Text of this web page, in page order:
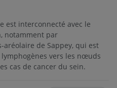
est interconnecté avec le
notamment par
de Sappey, qui est
vers les nœuds
cas de cancer du sein.